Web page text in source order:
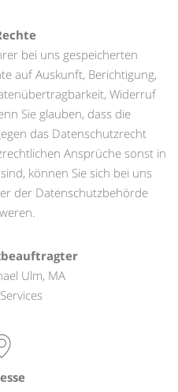
bei uns gespeicherten
auf Auskunft, Berichtigung,
Widerruf
Sie glauben, dass die
das Datenschutzrecht
Ansprüche sonst in
können Sie sich bei uns
der Datenschutzbehörde
Ulm, MA